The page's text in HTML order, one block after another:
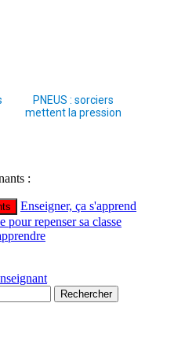
PNEUS : sorciers
mettent la pression
:
Enseigner, ça s'apprend
repenser sa classe